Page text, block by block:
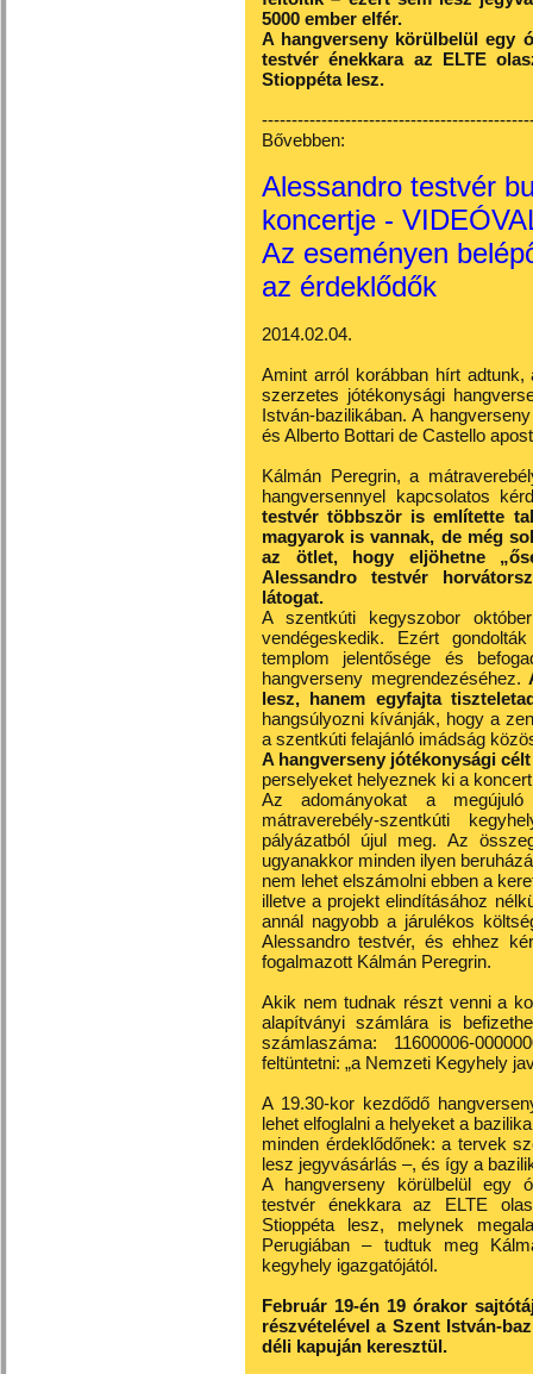
5000 ember elfér.
A hangverseny körülbelül egy
testvér énekkara az ELTE
Stioppéta lesz.
Bővebben:
Alessandro testvér
koncertje -
Az eseményen
az érdeklődők
2014.02.04.
Amint arról korábban hírtadtunk,
szerzetes jótékonysági
István-bazilikában. A
és Alberto Bottari de Castello
Kálmán Peregrin, a
hangversennyel kapcsolatos
testvér többször is említette
magyarok is vannak, de még
az ötlet, hogy eljöhetne
Alessandro testvér
látogat.
A szentkúti kegyszobor
vendégeskedik. Ezért
templom jelentősége és
hangverseny megrendezéséhez.
lesz, hanem egyfajta
hangsúlyozni kívánják, hogy a
a szentkúti felajánló imádság
A hangverseny jótékonysági
perselyeket helyeznek ki a
Az adományokat a
mátraverebély-szentkúti
pályázatból újul meg. Az
ugyanakkor minden ilyen
nem lehet elszámolni ebben a
illetve a projekt elindításához
annál nagyobb a járulékos
Alessandro testvér, és ehhez
fogalmazott Kálmán Peregrin.
Akik nem tudnak részt venni a
alapítványi számlára is
számlaszáma: 11600006-
feltüntetni: „a Nemzeti Kegyhely
A 19.30-kor kezdődő
lehet elfoglalni a helyeket a
minden érdeklődőnek: a tervek
lesz jegyvásárlás –, és így a
A hangverseny körülbelül egy
testvér énekkara az ELTE
Stioppéta lesz, melynek
Perugiában – tudtuk meg
kegyhely igazgatójától.
Február 19-én 19 órakor
részvételével a Szent István-
déli kapuján keresztül.